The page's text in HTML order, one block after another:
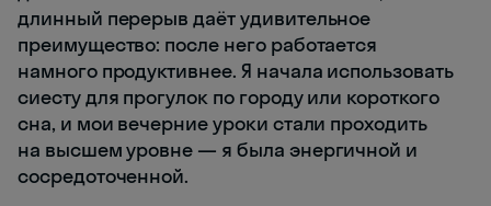
длинный перерыв даёт удивительное
преимущество: после него работается
намного продуктивнее. Я начала использовать
сиесту для прогулок по городу или короткого
сна, и мои вечерние уроки стали проходить
на высшем уровне — я была энергичной и
сосредоточенной.